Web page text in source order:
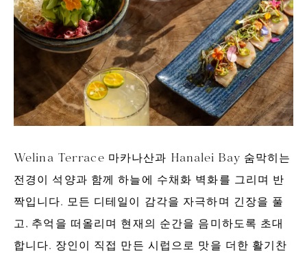
Welina Terrace 마카나산과 Hanalei Bay 숨막히는
전경이 석양과 함께 하늘에 수채화 벽화를 그리며 반
짝입니다. 모든 디테일이 감각을 자극하며 긴장을 풀
고, 추억을 떠올리며 현재의 순간을 음미하도록 초대
합니다. 장인이 직접 만든 시럽으로 맛을 더한 활기찬